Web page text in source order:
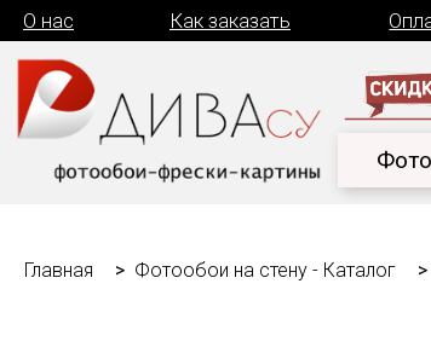
Как заказать
О нас Оплата
Главная Фотообои на стену - Каталог